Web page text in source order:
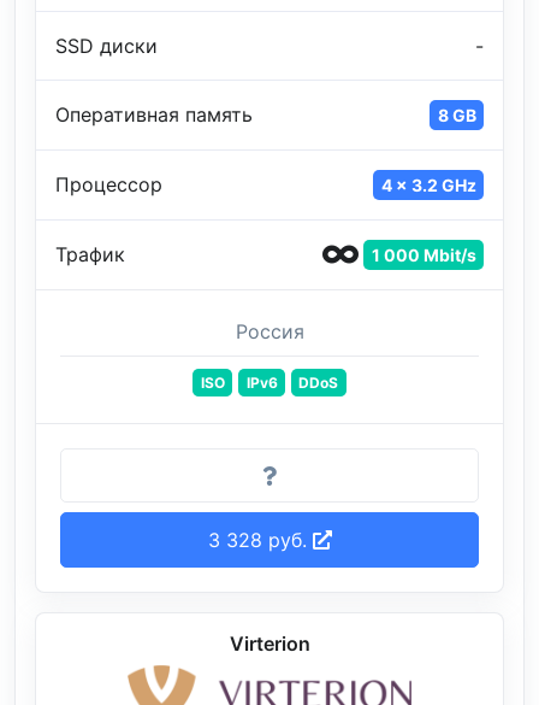
SSD диски -
Оперативная память 8 GB
Процессор 4 x 3.2 GHz
Трафик 1 000 Mbit/s
Россия
ISO IPv6 DDoS
3 328 руб.
Virterion